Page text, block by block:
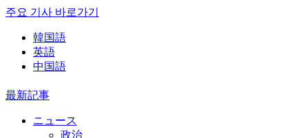
주요 기사 바로가기
韓国語
英語
中国語
最新記事
ニュース
政治